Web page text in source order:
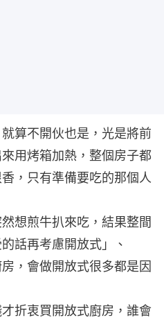
算不開伙也是，光是將前
用烤箱加熱，整個房子都
，只有準備要吃的那個人
想煎牛扒來吃，結果整間
話再考慮開放式」、
，會做開放式很多都是因
折衷買開放式廚房，誰會